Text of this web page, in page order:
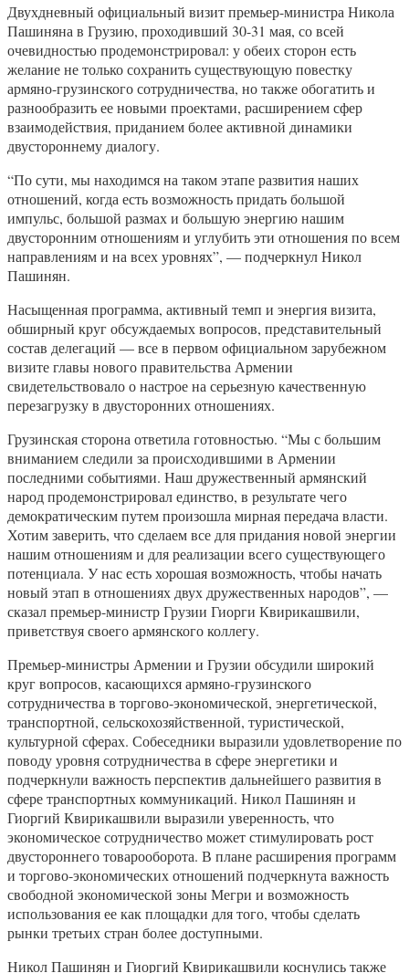
Двухдневный официальный визит премьер-министра Никола
Пашиняна в Грузию, проходивший 30-31 мая, со всей
очевидностью продемонстрировал: у обеих сторон есть
желание не только сохранить существующую повестку
армяно-грузинского сотрудничества, но также обогатить и
разнообразить ее новыми проектами, расширением сфер
взаимодействия, приданием более активной динамики
двустороннему диалогу.
“По сути, мы находимся на таком этапе развития наших
отношений, когда есть возможность придать большой
импульс, большой размах и большую энергию нашим
двусторонним отношениям и углубить эти отношения по всем
направлениям и на всех уровнях”, — подчеркнул Никол
Пашинян.
Насыщенная программа, активный темп и энергия визита,
обширный круг обсуждаемых вопросов, представительный
состав делегаций — все в первом официальном зарубежном
визите главы нового правительства Армении
свидетельствовало о настрое на серьезную качественную
перезагрузку в двусторонних отношениях.
Грузинская сторона ответила готовностью. “Мы с большим
вниманием следили за происходившими в Армении
последними событиями. Наш дружественный армянский
народ продемонстрировал единство, в результате чего
демократическим путем произошла мирная передача власти.
Хотим заверить, что сделаем все для придания новой энергии
нашим отношениям и для реализации всего существующего
потенциала. У нас есть хорошая возможность, чтобы начать
новый этап в отношениях двух дружественных народов”, —
сказал премьер-министр Грузии Гиорги Квирикашвили,
приветствуя своего армянского коллегу.
Премьер-министры Армении и Грузии обсудили широкий
круг вопросов, касающихся армяно-грузинского
сотрудничества в торгово-экономической, энергетической,
транспортной, сельскохозяйственной, туристической,
культурной сферах. Собеседники выразили удовлетворение по
поводу уровня сотрудничества в сфере энергетики и
подчеркнули важность перспектив дальнейшего развития в
сфере транспортных коммуникаций. Никол Пашинян и
Гиоргий Квирикашвили выразили уверенность, что
экономическое сотрудничество может стимулировать рост
двустороннего товарооборота. В плане расширения программ
и торгово-экономических отношений подчеркнута важность
свободной экономической зоны Мегри и возможность
использования ее как площадки для того, чтобы сделать
рынки третьих стран более доступными.
Никол Пашинян и Гиоргий Квирикашвили коснулись также